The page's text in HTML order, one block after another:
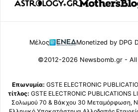
Μέλος Monetized by DPG
©2012-2026 Newsbomb.gr -
Επωνυμία: GSTE ELECTRONIC
τίτλος: GSTE ELECTRONIC PUBLICATIONS
Σολωμού 70 & Βάκχου 30 Μεταμόρφωση,